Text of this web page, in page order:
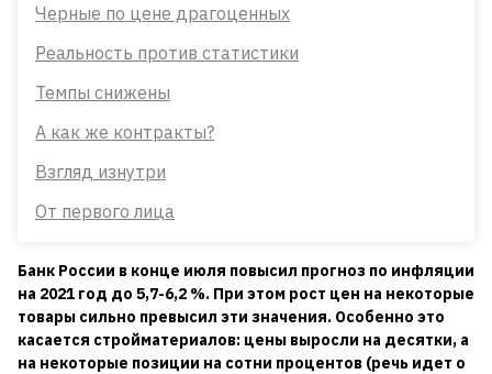
Черные по цене драгоценных
Реальность против статистики
Темпы снижены
А как же контракты?
Взгляд изнутри
От первого лица
Банк России в конце июля повысил прогноз по инфляции
на 2021 год до 5,7-6,2 %. При этом рост цен на некоторые
товары сильно превысил эти значения. Особенно это
касается стройматериалов: цены выросли на десятки, а
на некоторые позиции на сотни процентов (речь идет о